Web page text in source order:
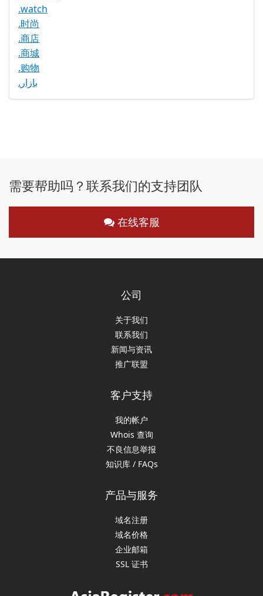
.watch
.时尚
.商店
.商城
.购物
.بازار
需要帮助吗？联系我们的支持团队
在线客服
公司
关于我们
联系我们
新闻与资讯
推广联盟
客户支持
我的帐户
Whois 查询
不良信息举报
知识库 / FAQs
产品与服务
域名注册
域名价格
企业邮箱
SSL 证书